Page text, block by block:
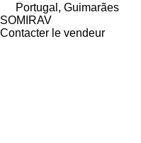
Portugal, Guimarães
SOMIRAV
Contacter le vendeur